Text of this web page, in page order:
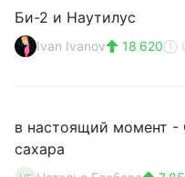
Би-2 и Наутилус
Ivan Ivanov 18 620
в настоящий момент -
сахара